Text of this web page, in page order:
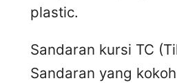
plastic.
Sandaran kursi TC
Sandaran yang